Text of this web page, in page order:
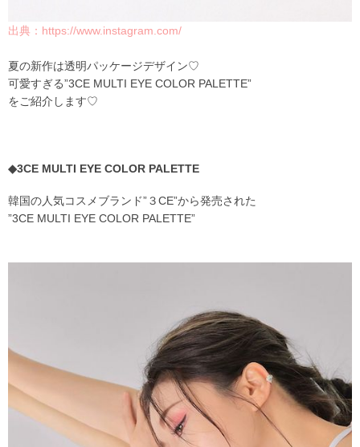
出典： https://www.instagram.com/
夏の新作は透明パッケージデザイン♡
可愛すぎる”3CE MULTI EYE COLOR PALETTE”
をご紹介します♡
◆3CE MULTI EYE COLOR PALETTE
韓国の人気コスメブランド”３CE”から発売された
”3CE MULTI EYE COLOR PALETTE”